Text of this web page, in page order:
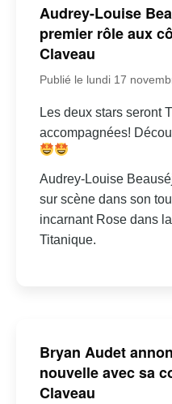
Audrey-Louise
premier rôle aux
Claveau
Publié le lundi 17
Les deux stars seront
accompagnées!
Audrey-Louise
sur scène dans son
incarnant Rose dans
Titanique.
Bryan Audet
nouvelle avec sa
Claveau